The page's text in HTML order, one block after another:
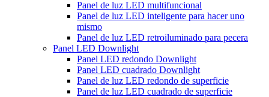
Panel de luz LED multifuncional
Panel de luz LED inteligente para hacer uno
mismo
Panel de luz LED retroiluminado para pecera
Panel LED Downlight
Panel LED redondo Downlight
Panel LED cuadrado Downlight
Panel de luz LED redondo de superficie
Panel de luz LED cuadrado de superficie